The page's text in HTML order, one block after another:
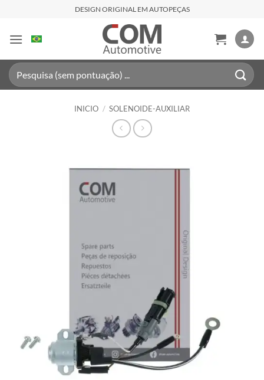
contenido
DESIGN ORIGINAL EM AUTOPEÇAS
Buscar
por:
INICIO / SOLENOIDE-AUXILIAR